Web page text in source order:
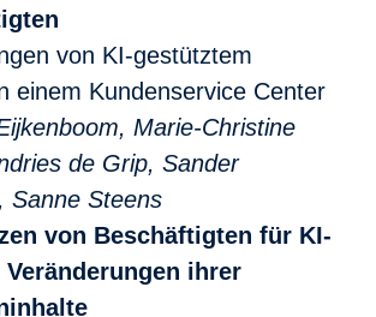
von KI-gestütztem
einem Kundenservice Center
Marie-Christine
de Grip, Sander
Sanne Steens
von Beschäftigten für KI-
Veränderungen ihrer